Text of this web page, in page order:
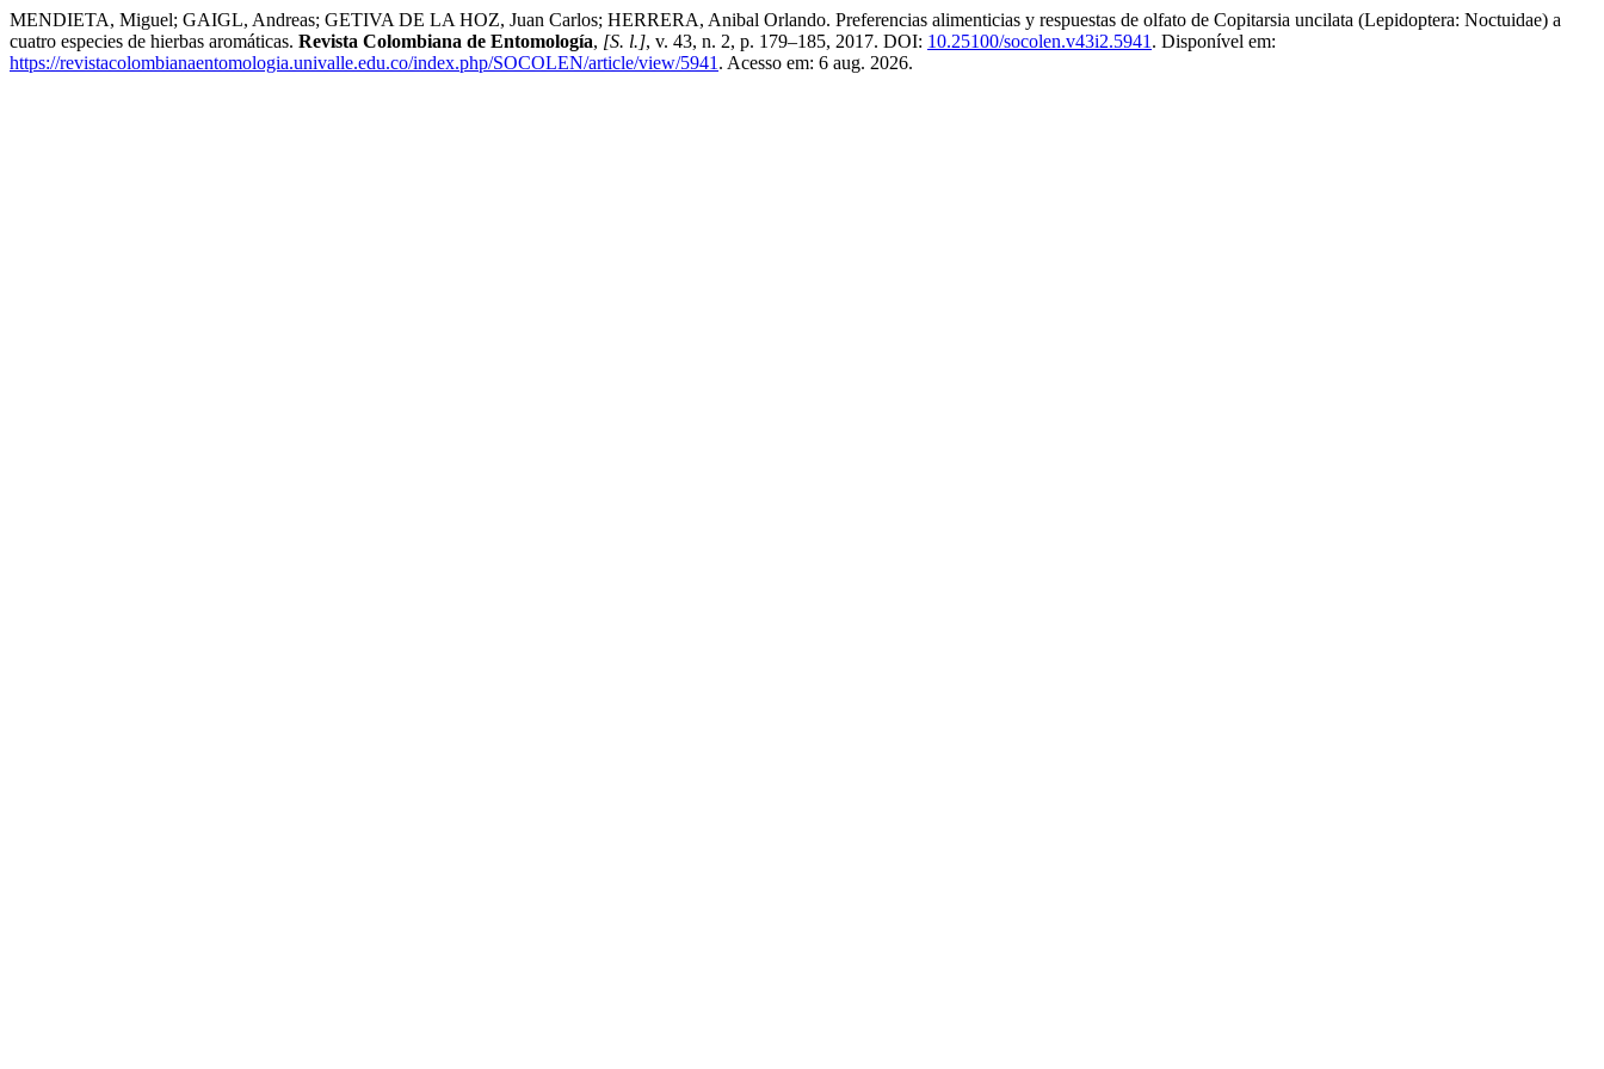
MENDIETA, Miguel; GAIGL, Andreas; GETIVA DE LA HOZ, Juan Carlos; HERRERA, Anibal Orlando. Preferencias alimenticias y respuestas de olfato de Copitarsia uncilata (Lepidoptera: Noctuidae) a
cuatro especies de hierbas aromáticas. Revista Colombiana de Entomología, [S. l.], v. 43, n. 2, p. 179–185, 2017. DOI: 10.25100/socolen.v43i2.5941 . Disponível em:
https://revistacolombianaentomologia.univalle.edu.co/index.php/SOCOLEN/article/view/5941 . Acesso em: 6 aug. 2026.